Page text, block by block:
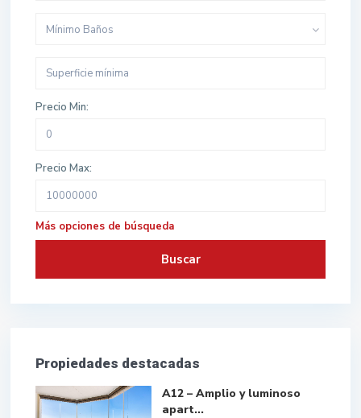
Mínimo Baños
Precio Min:
Precio Max:
Más opciones de búsqueda
Buscar
Propiedades destacadas
A12 – Amplio y luminoso
apart...